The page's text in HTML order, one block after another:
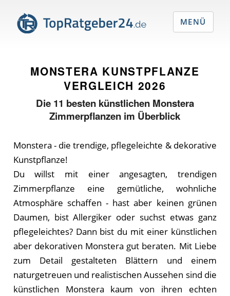
MONSTERA KUNSTPFLANZE
VERGLEICH 2026
Die 11 besten künstlichen Monstera
Zimmerpflanzen im Überblick
Monstera - die trendige, pflegeleichte & dekorative
Kunstpflanze!
Du willst mit einer angesagten, trendigen
Zimmerpflanze eine gemütliche, wohnliche
Atmosphäre schaffen - hast aber keinen grünen
Daumen, bist Allergiker oder suchst etwas ganz
pflegeleichtes? Dann bist du mit einer künstlichen
aber dekorativen Monstera gut beraten. Mit Liebe
zum Detail gestalteten Blättern und einem
naturgetreuen und realistischen Aussehen sind die
künstlichen Monstera kaum von ihren echten
MENÜ